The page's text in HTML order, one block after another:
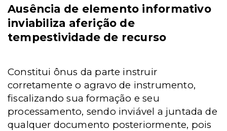
Ausência de elemento informativo
inviabiliza aferição de
tempestividade de recurso
Constitui ônus da parte instruir
corretamente o agravo de instrumento,
fiscalizando sua formação e seu
processamento, sendo inviável a juntada de
qualquer documento posteriormente, pois